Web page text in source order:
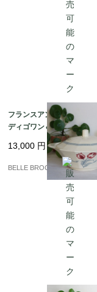
フランスアンティーク
ディゴワン＆サルグミ
ンヌ / TULIPES 蓋付き
チュリーン 赤いチュー
リップ柄 1920-50年頃
｜フランス発送（到着
13,000 円
BELLE BROCANTE